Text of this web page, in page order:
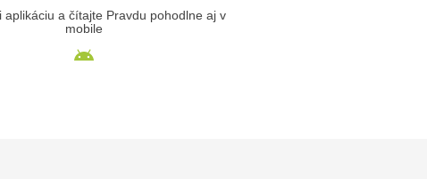
aplikáciu a čítajte Pravdu pohodlne aj v
mobile